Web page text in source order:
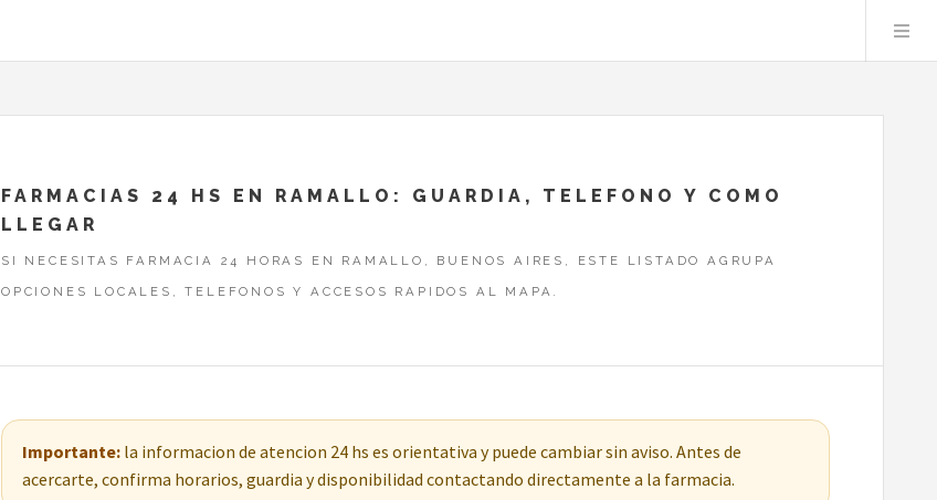
FARMACIAS 24 HS EN RAMALLO: GUARDIA, TELEFONO Y COMO
LLEGAR
SI NECESITAS FARMACIA 24 HORAS EN RAMALLO, BUENOS AIRES, ESTE LISTADO AGRUPA
OPCIONES LOCALES, TELEFONOS Y ACCESOS RAPIDOS AL MAPA.
Importante:la informacion de atencion 24 hs es orientativa y puede cambiar sin aviso. Antes de
acercarte, confirma horarios, guardia y disponibilidad contactando directamente a la farmacia.